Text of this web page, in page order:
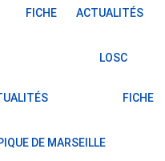
FICHE ACTUALITÉS
LOSC
FICHE
DE MARSEILLE